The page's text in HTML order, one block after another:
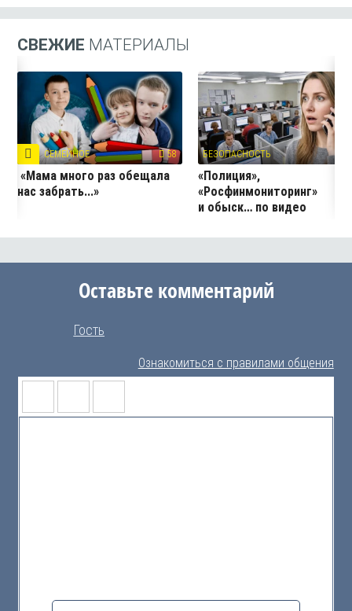
СВЕЖИЕ МАТЕРИАЛЫ
СЕМЕЙНОЕ 58
«Мама много раз обещала
нас забрать...»
БЕЗОПАСНОСТЬ
«Полиция»,
«Росфинмониторинг»
и обыск… по видео
Оставьте комментарий
Гость
Ознакомиться с правилами общения